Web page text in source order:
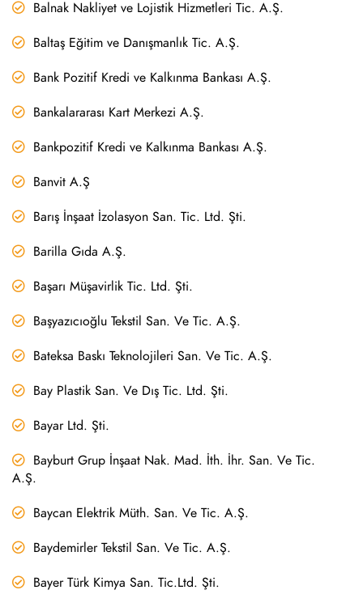
Balnak Nakliyet ve Lojistik Hizmetleri Tic. A.Ş.
Baltaş Eğitim ve Danışmanlık Tic. A.Ş.
Bank Pozitif Kredi ve Kalkınma Bankası A.Ş.
Bankalararası Kart Merkezi A.Ş.
Bankpozitif Kredi ve Kalkınma Bankası A.Ş.
Banvit A.Ş
Barış İnşaat İzolasyon San. Tic. Ltd. Şti.
Barilla Gıda A.Ş.
Başarı Müşavirlik Tic. Ltd. Şti.
Başyazıcıoğlu Tekstil San. Ve Tic. A.Ş.
Bateksa Baskı Teknolojileri San. Ve Tic. A.Ş.
Bay Plastik San. Ve Dış Tic. Ltd. Şti.
Bayar Ltd. Şti.
Bayburt Grup İnşaat Nak. Mad. İth. İhr. San. Ve Tic.
A.Ş.
Baycan Elektrik Müth. San. Ve Tic. A.Ş.
Baydemirler Tekstil San. Ve Tic. A.Ş.
Bayer Türk Kimya San. Tic.Ltd. Şti.